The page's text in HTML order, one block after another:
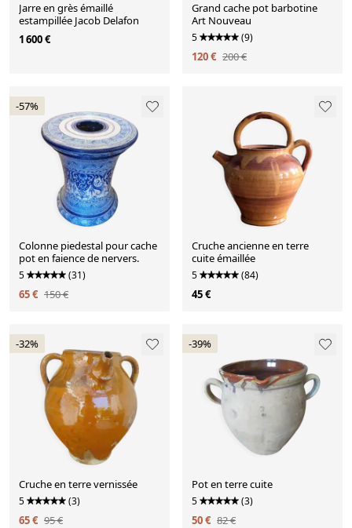
Jarre en grès émaillé
estampillée Jacob Delafon
1 600 €
Grand cache pot barbotine
Art Nouveau
5 (9)
120 € 200 €
-57%
Colonne piedestal pour cache
pot en faience de nervers.
5 (31)
65 € 150 €
Cruche ancienne en terre
cuite émaillée
5 (84)
45 €
-32%
Cruche en terre vernissée
5 (3)
65 € 95 €
-39%
Pot en terre cuite
5 (3)
50 € 82 €